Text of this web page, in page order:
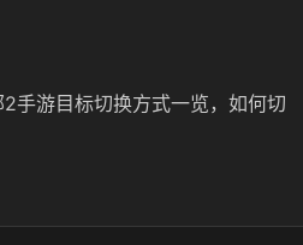
手游目标切换方式一览，如何切